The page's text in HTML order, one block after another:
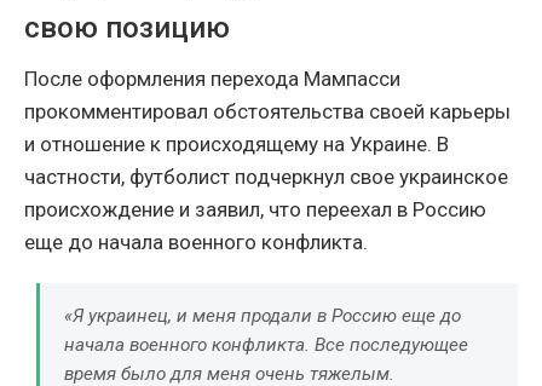
свою позицию
После оформления перехода Мампасси
прокомментировал обстоятельства своей карьеры
и отношение к происходящему на Украине. В
частности, футболист подчеркнул свое украинское
происхождение и заявил, что переехал в Россию
еще до начала военного конфликта.
«Я украинец, и меня продали в Россию еще до
начала военного конфликта. Все последующее
время было для меня очень тяжелым.